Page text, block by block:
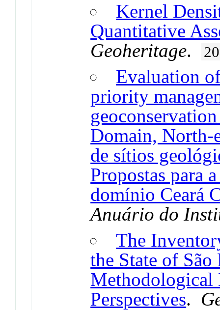
Kernel
Quantitative
Geoheritage.
Evaluation
priority
Domain, North-
de sítios
Propostas para
domínio Ceará
Anuário do
The
the State of
Methodological
Perspectives.